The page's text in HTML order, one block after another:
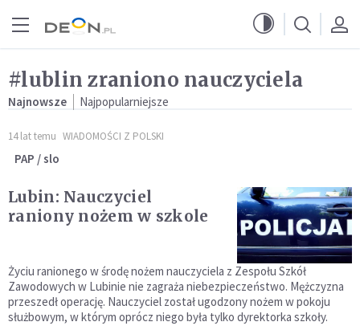
#lublin zraniono nauczyciela
Najnowsze Najpopularniejsze
14 lat temu WIADOMOŚCI Z POLSKI
PAP / slo
Lubin: Nauczyciel
raniony nożem w szkole
Życiu ranionego w środę nożem nauczyciela z Zespołu Szkół
Zawodowych w Lubinie nie zagraża niebezpieczeństwo. Mężczyzna
przeszedł operację. Nauczyciel został ugodzony nożem w pokoju
służbowym, w którym oprócz niego była tylko dyrektorka szkoły.